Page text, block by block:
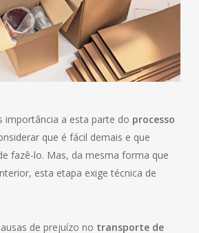
importância a esta parte do processo
que é fácil demais e que
fazê-lo. Mas, da mesma forma que
esta etapa exige técnica de
de prejuízo no transporte de